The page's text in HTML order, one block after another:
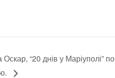
“20 днів у Маріуполі” по